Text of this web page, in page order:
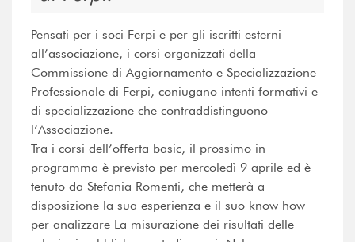
Pensati per i soci Ferpi e per gli iscritti esterni
all’associazione, i corsi organizzati della
Commissione di Aggiornamento e Specializzazione
Professionale di Ferpi, coniugano intenti formativi e
di specializzazione che contraddistinguono
l’Associazione.
Tra i corsi dell’offerta basic, il prossimo in
programma è previsto per mercoledì 9 aprile ed è
tenuto da Stefania Romenti, che metterà a
disposizione la sua esperienza e il suo know how
per analizzare La misurazione dei risultati delle